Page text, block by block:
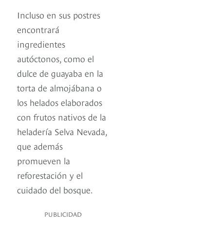
Incluso en sus postres
encontrará
ingredientes
autóctonos, como el
dulce de guayaba en la
torta de almojábana o
los helados elaborados
con frutos nativos de la
heladería Selva Nevada,
que además
promueven la
reforestación y el
cuidado del bosque.
PUBLICIDAD